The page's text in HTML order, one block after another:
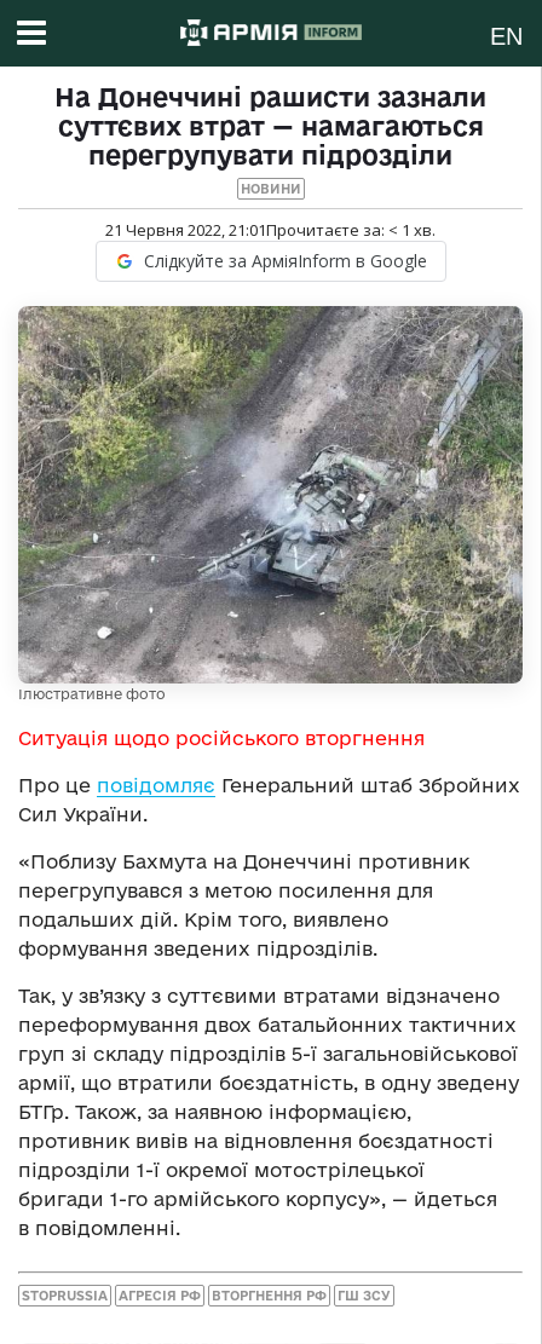
EN
На Донеччині рашисти зазнали
суттєвих втрат — намагаються
перегрупувати підрозділи
НОВИНИ
21 Червня 2022, 21:01Прочитаєте за: < 1 хв.
Слідкуйте за АрміяInform в Google
Ілюстративне фото
Ситуація щодо російського вторгнення
Про це повідомляє Генеральний штаб Збройних
Сил України.
«Поблизу Бахмута на Донеччині противник
перегрупувався з метою посилення для
подальших дій. Крім того, виявлено
формування зведених підрозділів.
Так, у зв’язку з суттєвими втратами відзначено
переформування двох батальйонних тактичних
груп зі складу підрозділів 5-ї загальновійськової
армії, що втратили боєздатність, в одну зведену
БТГр. Також, за наявною інформацією,
противник вивів на відновлення боєздатності
підрозділи 1-ї окремої мотострілецької
бригади 1-го армійського корпусу», — йдеться
в повідомленні.
STOPRUSSIA АГРЕСІЯ РФ ВТОРГНЕННЯ РФ ГШ ЗСУ